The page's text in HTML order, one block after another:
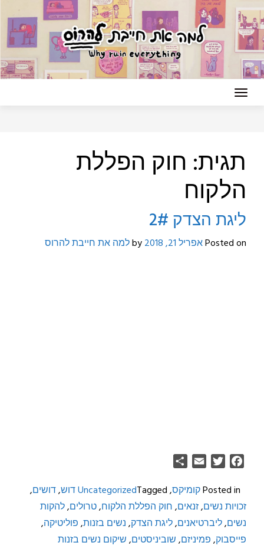
Skip
to
content
תגית: חוק הפללת
הלקוח
ליגת הצדק 2#
Posted onאפריל 21, 2018 למה את חייבת להרוס
Facebook
Twitter
Email
Posted inקומיקס,
UncategorizedTagged דוש,דושים,
זכויות נשים,זנאים,חוק הפללת הלקוח,טרולים,להקות
נשים,ליברטיאנים,ליגת הצדק,נשים בזנות,פוליטיקה,
פייסבוק,פמיניזם,שוביניסטים,שיקום נשים בזנות